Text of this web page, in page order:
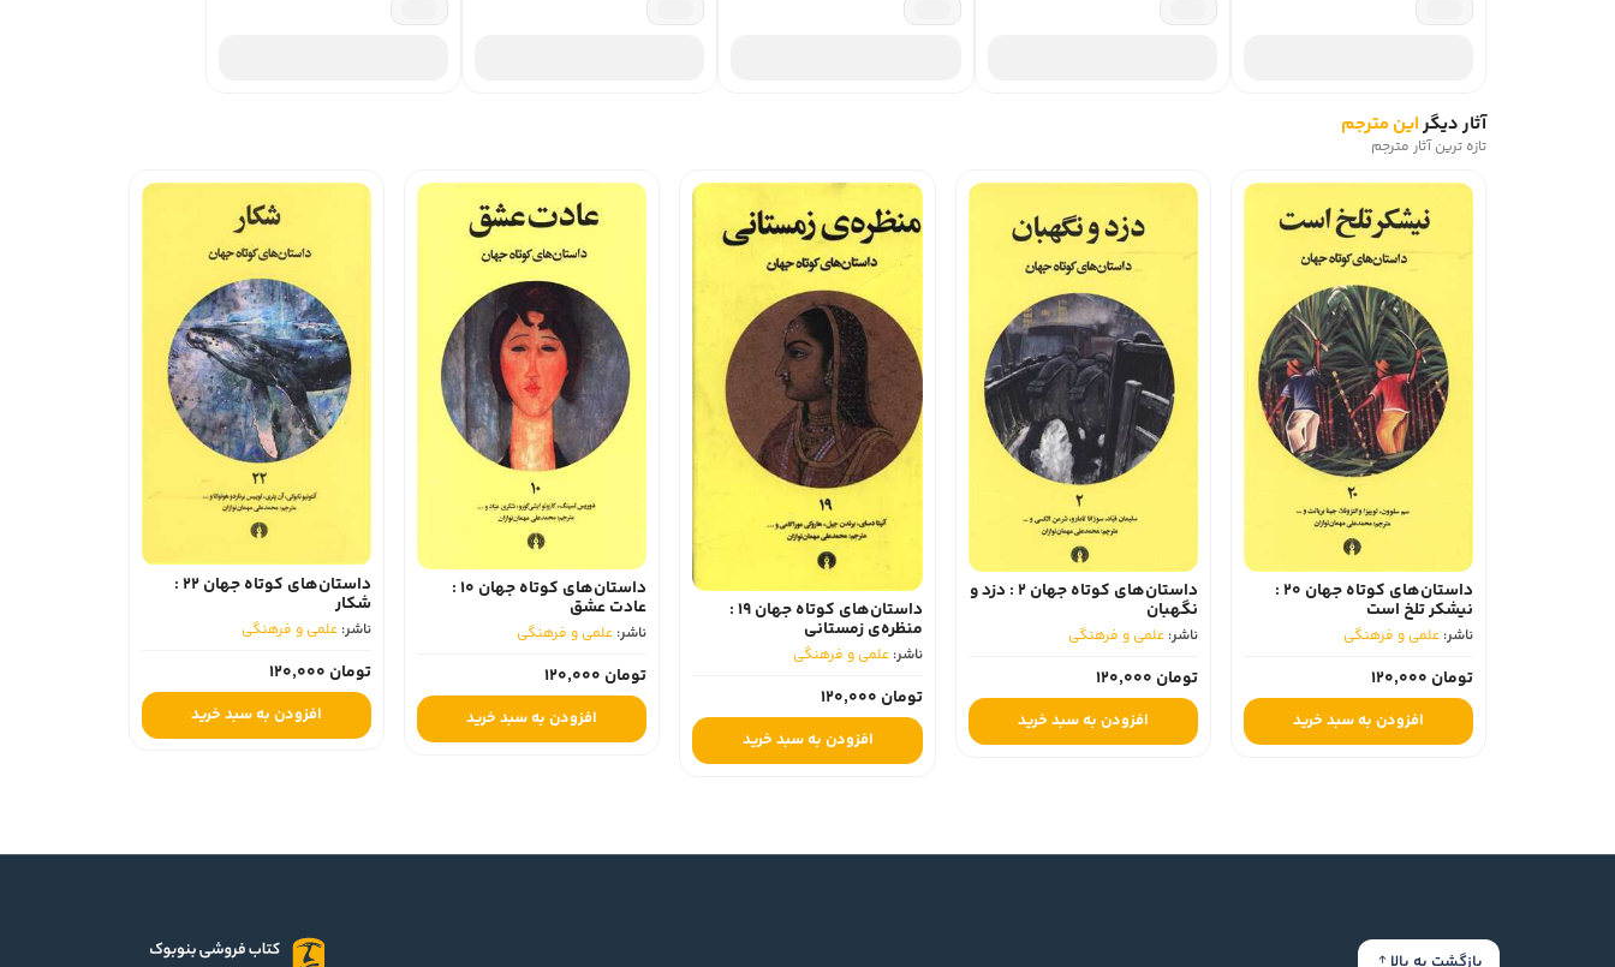
آثار دیگراین مترجم
تازه ترین آثار مترجم
داستان‌های کوتاه جهان 20 :
نیشکر تلخ است
ناشر: علمی و فرهنگی
تومان 120,000
افزودن به سبد خرید
داستان‌های کوتاه جهان 2 : دزد و
نگهبان
ناشر: علمی و فرهنگی
تومان 120,000
افزودن به سبد خرید
داستان‌های کوتاه جهان 19 :
منظره‌ی زمستانی
ناشر: علمی و فرهنگی
تومان 120,000
افزودن به سبد خرید
داستان‌های کوتاه جهان 10 :
عادت عشق
ناشر: علمی و فرهنگی
تومان 120,000
افزودن به سبد خرید
داستان‌های کوتاه جهان 22 :
شکار
ناشر: علمی و فرهنگی
تومان 120,000
افزودن به سبد خرید
بازگشت به بالا